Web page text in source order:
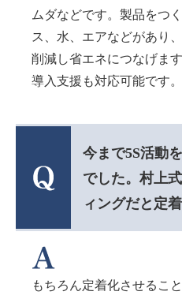
ムダなどです。製品をつ
ス、水、エアなどがあり
削減し省エネにつなげま
導入支援も対応可能です。
今まで5S活動
でした。村上
ィングだと定
もちろん定着化させるこ